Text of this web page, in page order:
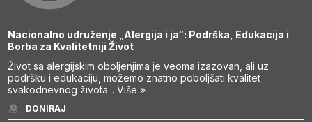
Nacionalno udruženje „Alergija i ja“: Podrška, Edukacija i
Borba za Kvalitetniji Život
Život sa alergijskim oboljenjima je veoma izazovan, ali uz
podršku i edukaciju, možemo znatno poboljšati kvalitet
svakodnevnog života...Više »
DONIRAJ